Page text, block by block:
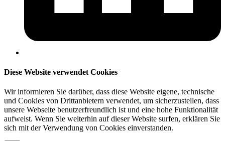
Diese Website verwendet Cookies
Wir informieren Sie darüber, dass diese Website eigene, technische
und Cookies von Drittanbietern verwendet, um sicherzustellen, dass
unsere Webseite benutzerfreundlich ist und eine hohe Funktionalität
aufweist. Wenn Sie weiterhin auf dieser Website surfen, erklären Sie
sich mit der Verwendung von Cookies einverstanden.